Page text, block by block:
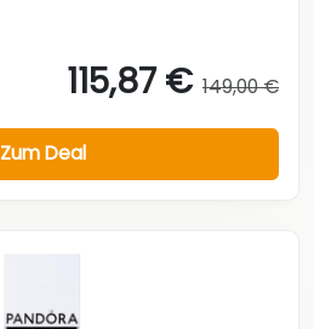
115,87 € 149,00 €
Zum Deal